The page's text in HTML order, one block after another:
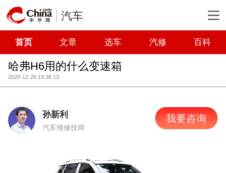
汽车
首页 文章 选车 汽修 百科
哈弗H6用的什么变速箱
2020-12-26 19:36:13
孙新利
汽车维修技师
我要咨询